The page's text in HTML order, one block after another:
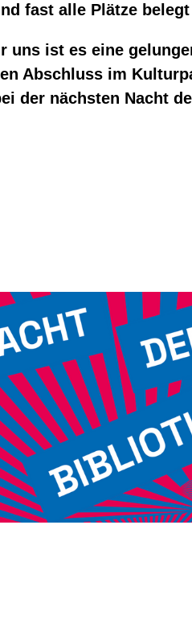
fast alle Plätze belegt
uns ist es eine
Abschluss im
der nächsten Nacht